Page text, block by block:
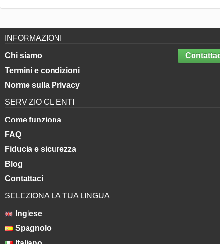
INFORMAZIONI
Chi siamo
Termini e condizioni
Norme sulla Privacy
SERVIZIO CLIENTI
Come funziona
FAQ
Fiducia e sicurezza
Blog
Contattaci
SELEZIONA LA TUA LINGUA
Inglese
Spagnolo